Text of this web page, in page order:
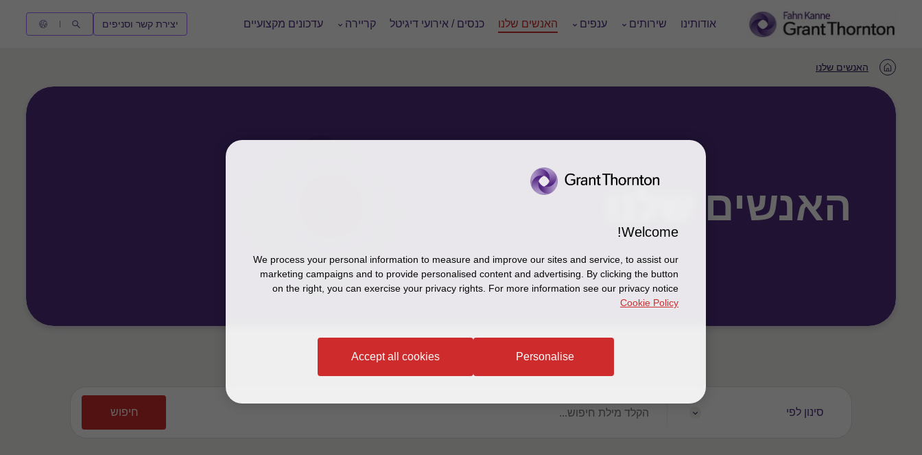
אודותינו שירותים ענפים האנשים שלנו כנסים / אירועי דיגיטל קריירה עדכונים מקצועיים יצירת קשר וסניפים
Homeהאנשים שלנו
האנשים שלנו
סינון לפי
הקלד
חיפוש
Welcome!
We process your personal information to measure and improve our sites and service, to assist our
marketing campaigns and to provide personalised content and advertising. By clicking the button
on the right, you can exercise your privacy rights. For more information see our privacy notice
Cookie Policy
Accept all cookies Personalise